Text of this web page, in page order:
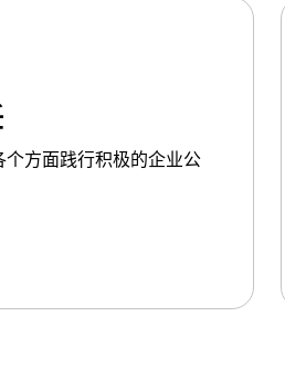
方面践行积极的企业公